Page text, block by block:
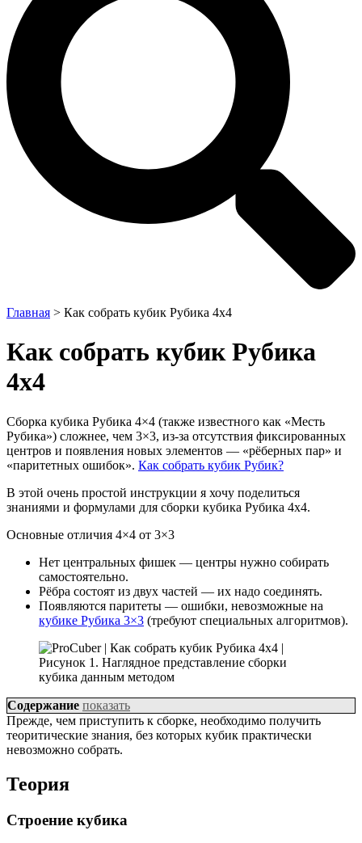
Главная > Как собрать кубик Рубика 4х4
Как собрать кубик Рубика
4х4
Сборка кубика Рубика 4×4 (также известного как «Месть
Рубика») сложнее, чем 3×3, из-за отсутствия фиксированных
центров и появления новых элементов — «рёберных пар» и
«паритетных ошибок». Как собрать кубик Рубик?
В этой очень простой инструкции я хочу поделиться
знаниями и формулами для сборки кубика Рубика 4х4.
Основные отличия 4×4 от 3×3
Нет центральных фишек — центры нужно собирать
самостоятельно.
Рёбра состоят из двух частей — их надо соединять.
Появляются паритеты — ошибки, невозможные на
кубике Рубика 3×3 (требуют специальных алгоритмов).
Рисунок 1. Наглядное представление сборки
кубика данным методом
Содержание показать
Прежде, чем приступить к сборке, необходимо получить
теоритические знания, без которых кубик практически
невозможно собрать.
Теория
Строение кубика